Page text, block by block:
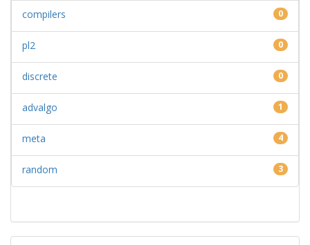
compilers 0
pl2 0
discrete 0
advalgo 1
meta 4
random 3